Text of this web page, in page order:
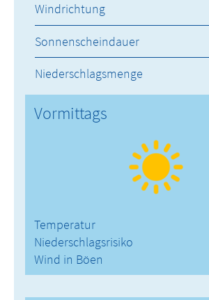
Windrichtung
Sonnenscheindauer
Niederschlagsmenge
Vormittags
Temperatur
Niederschlagsrisiko
Wind in Böen